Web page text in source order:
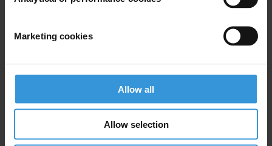
Marketing cookies
Allow all
Allow selection
Your registration is almost complete. Please go to your inbox and
confirm your email address in the email we just sent to you
Stay informed